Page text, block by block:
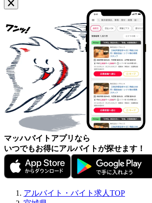
マッハバイトアプリなら
いつでもお得にアルバイトが探せます！
アルバイト・バイト求人TOP